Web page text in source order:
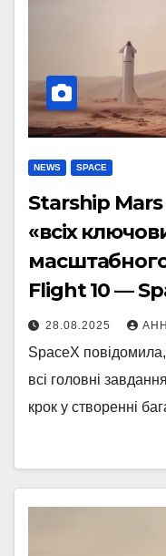
NEWS SPACE
Starship
«всіх
Flight 10 —
28.08.2025
SpaceX
всі головні
крок у створенні